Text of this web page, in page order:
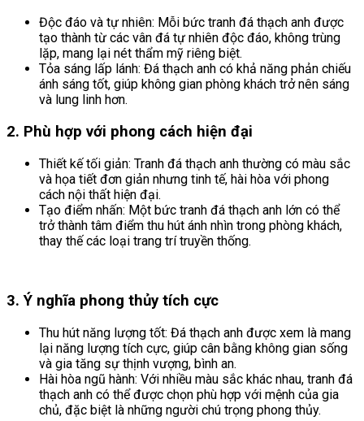
Độc đáo và tự nhiên: Mỗi bức tranh đá thạch anh được
tạo thành từ các vân đá tự nhiên độc đáo, không trùng
lặp, mang lại nét thẩm mỹ riêng biệt.
Tỏa sáng lấp lánh: Đá thạch anh có khả năng phản chiếu
ánh sáng tốt, giúp không gian phòng khách trở nên sáng
và lung linh hơn.
2. Phù hợp với phong cách hiện đại
Thiết kế tối giản: Tranh đá thạch anh thường có màu sắc
và họa tiết đơn giản nhưng tinh tế, hài hòa với phong
cách nội thất hiện đại.
Tạo điểm nhấn: Một bức tranh đá thạch anh lớn có thể
trở thành tâm điểm thu hút ánh nhìn trong phòng khách,
thay thế các loại trang trí truyền thống.
3. Ý nghĩa phong thủy tích cực
Thu hút năng lượng tốt: Đá thạch anh được xem là mang
lại năng lượng tích cực, giúp cân bằng không gian sống
và gia tăng sự thịnh vượng, bình an.
Hài hòa ngũ hành: Với nhiều màu sắc khác nhau, tranh đá
thạch anh có thể được chọn phù hợp với mệnh của gia
chủ, đặc biệt là những người chú trọng phong thủy.